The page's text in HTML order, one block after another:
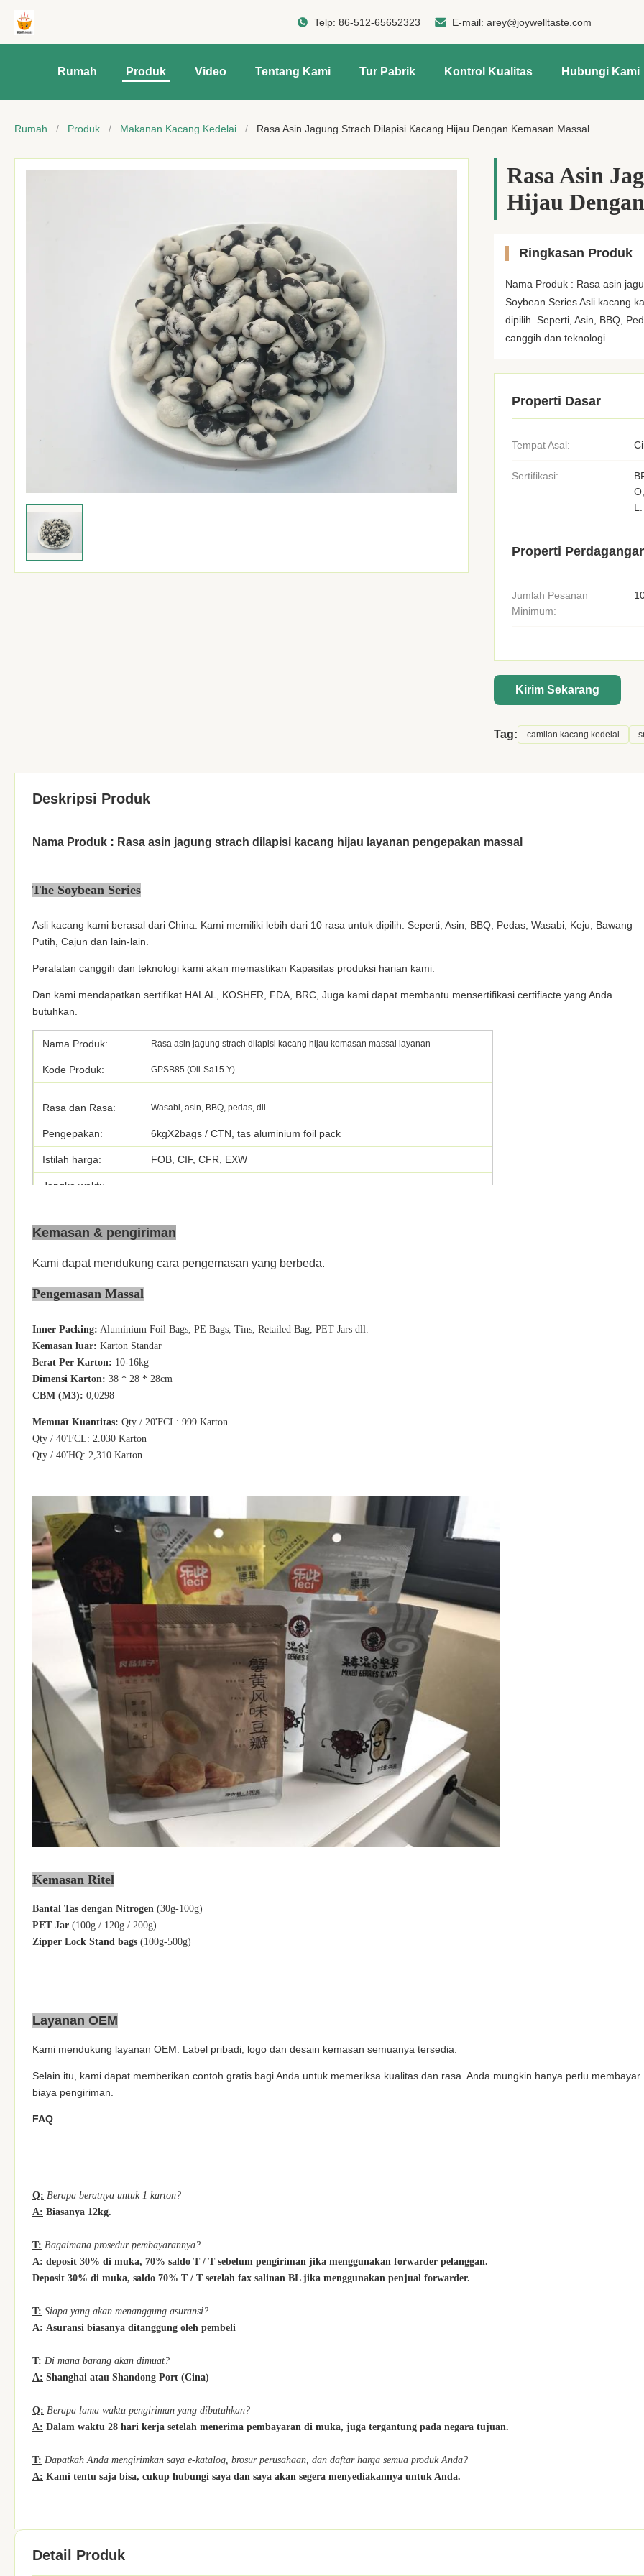
Telp: 86-512-65652323 E-mail: arey@joywelltaste.com
Rumah Produk Video Tentang Kami Tur Pabrik Kontrol Kualitas Hubungi Kami
Rumah / Produk / Makanan Kacang Kedelai / Rasa Asin Jagung Strach Dilapisi Kacang Hijau Dengan Kemasan Massal
Rasa Asin
Hijau
Ringkasan Produk
Nama Produk : Rasa asin
Soybean Series Asli kacang
dipilih. Seperti, Asin, BBQ,
canggih dan teknologi ...
Properti Dasar
Tempat Asal:
Sertifikasi:
L.
Properti
Jumlah Pesanan
Minimum:
Kirim Sekarang
Tag: camilan kacang kedelai
Deskripsi Produk
Nama Produk : Rasa asin jagung strach dilapisi kacang hijau layanan pengepakan massal
The Soybean Series
Asli kacang kami berasal dari China. Kami memiliki lebih dari 10 rasa untuk dipilih. Seperti, Asin, BBQ, Pedas, Wasabi, Keju, Bawang
Putih, Cajun dan lain-lain.
Peralatan canggih dan teknologi kami akan memastikan Kapasitas produksi harian kami.
Dan kami mendapatkan sertifikat HALAL, KOSHER, FDA, BRC, Juga kami dapat membantu mensertifikasi certifiacte yang Anda
butuhkan.
Nama Produk: Rasa asin jagung strach dilapisi kacang hijau kemasan massal layanan
Kode Produk: GPSB85 (Oil-Sa15.Y)
Rasa dan Rasa: Wasabi, asin, BBQ, pedas, dll.
Pengepakan: 6kgX2bags / CTN, tas aluminium foil pack
Istilah harga: FOB, CIF, CFR, EXW
Jangka waktu
Pelabuhan: Shanghai
minimum:
Patokan harga:
Kemasan & pengiriman
Kami dapat mendukung cara pengemasan yang berbeda.
Pengemasan Massal
Inner Packing: Aluminium Foil Bags, PE Bags, Tins, Retailed Bag, PET Jars dll.
Kemasan luar: Karton Standar
Berat Per Karton: 10-16kg
Dimensi Karton: 38 * 28 * 28cm
CBM (M3): 0,0298
Memuat Kuantitas: Qty / 20'FCL: 999 Karton
Qty / 40'FCL: 2.030 Karton
Qty / 40'HQ: 2,310 Karton
Kemasan Ritel
Bantal Tas dengan Nitrogen (30g-100g)
PET Jar (100g / 120g / 200g)
Zipper Lock Stand bags (100g-500g)
Layanan OEM
Kami mendukung layanan OEM. Label pribadi, logo dan desain kemasan semuanya tersedia.
Selain itu, kami dapat memberikan contoh gratis bagi Anda untuk memeriksa kualitas dan rasa. Anda mungkin hanya perlu membayar
biaya pengiriman.
FAQ
Q: Berapa beratnya untuk 1 karton?
A: Biasanya 12kg.
T: Bagaimana prosedur pembayarannya?
A: deposit 30% di muka, 70% saldo T / T sebelum pengiriman jika menggunakan forwarder pelanggan.
Deposit 30% di muka, saldo 70% T / T setelah fax salinan BL jika menggunakan penjual forwarder.
T: Siapa yang akan menanggung asuransi?
A: Asuransi biasanya ditanggung oleh pembeli
T: Di mana barang akan dimuat?
A: Shanghai atau Shandong Port (Cina)
Q: Berapa lama waktu pengiriman yang dibutuhkan?
A: Dalam waktu 28 hari kerja setelah menerima pembayaran di muka, juga tergantung pada negara tujuan.
T: Dapatkah Anda mengirimkan saya e-katalog, brosur perusahaan, dan daftar harga semua produk Anda?
A: Kami tentu saja bisa, cukup hubungi saya dan saya akan segera menyediakannya untuk Anda.
Detail Produk